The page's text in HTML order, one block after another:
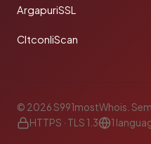
ArgapuriSSL
CltconliScan
© 2026 S991mostWhois.
HTTPS · TLS 1.3
1